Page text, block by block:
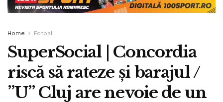
Home Fotbal
SuperSocial | Concordia
riscă să rateze și barajul /
”U” Cluj are nevoie de un